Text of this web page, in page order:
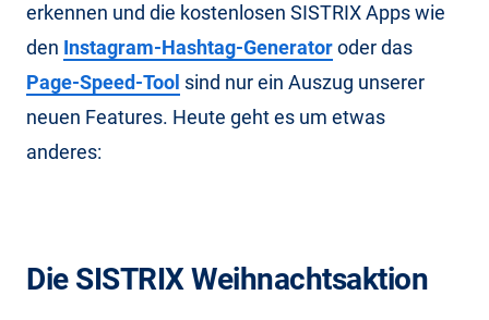
erkennen und die kostenlosen SISTRIX Apps wie
den Instagram-Hashtag-Generatoroder das
Page-Speed-Tool sind nur ein Auszug unserer
neuen Features. Heute geht es um etwas
anderes:
Die SISTRIX Weihnachtsaktion